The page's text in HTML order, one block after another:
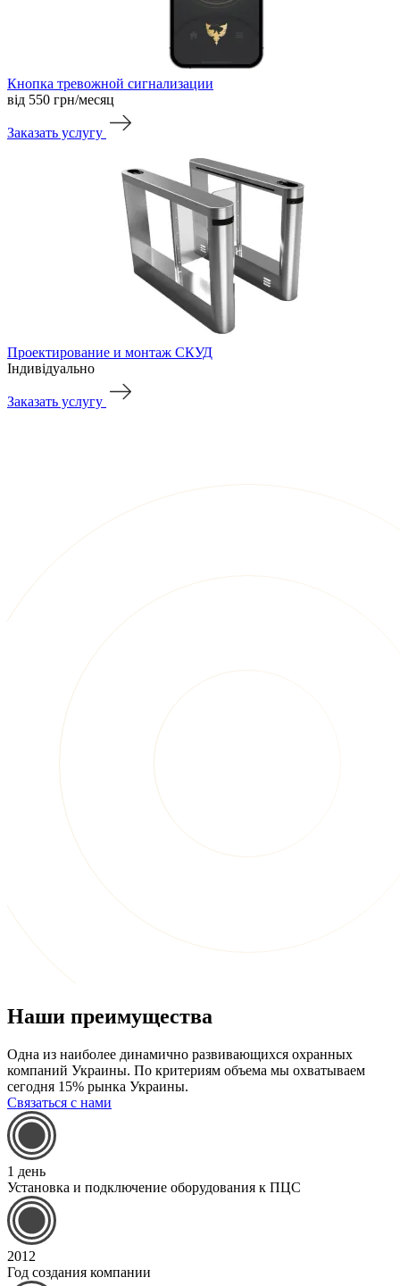
Кнопка тревожной сигнализации
від 550 грн/месяц
Заказать услугу
Проектирование и монтаж СКУД
Індивідуально
Заказать услугу
Наши преимущества
Одна из наиболее динамично развивающихся охранных
компаний Украины. По критериям объема мы охватываем
сегодня 15% рынка Украины.
Связаться с нами
1 день
Установка и подключение оборудования к ПЦС
2012
Год создания компании